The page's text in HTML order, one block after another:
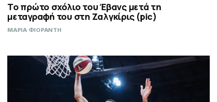
Το πρώτο σχόλιο του Έβανς μετά τη
μεταγραφή του στη Ζαλγκίρις (pic)
ΜΑΡΙΑ ΦΙΟΡΑΝΤΗ